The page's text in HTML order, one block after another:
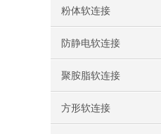
粉体软连接
防静电软连接
聚胺脂软连接
方形软连接